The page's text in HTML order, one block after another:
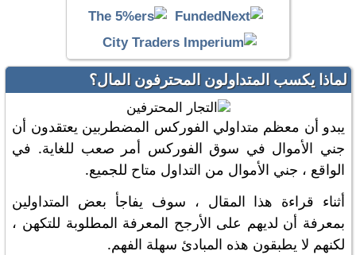
لماذا يكسب المتداولون المحترفون المال؟
يبدو أن معظم متداولي الفوركس المضطربين يعتقدون أن
جني الأموال في سوق الفوركس أمر صعب للغاية. في
الواقع ، جني الأموال من التداول متاح للجميع.
أثناء قراءة هذا المقال ، سوف يفاجأ بعض المتداولين
بمعرفة أن لديهم على الأرجح المعرفة المطلوبة للتكهن ،
لكنهم لا يطبقون هذه المبادئ سهلة الفهم.